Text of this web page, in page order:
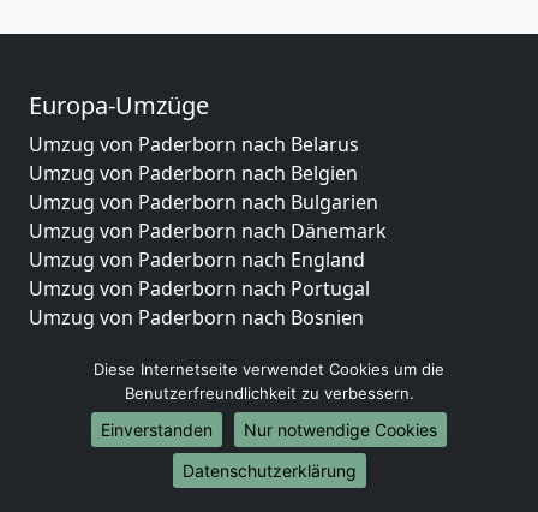
Europa-Umzüge
Umzug von Paderborn nach Belarus
Umzug von Paderborn nach Belgien
Umzug von Paderborn nach Bulgarien
Umzug von Paderborn nach Dänemark
Umzug von Paderborn nach England
Umzug von Paderborn nach Portugal
Umzug von Paderborn nach Bosnien
Umzug von Paderborn nach Irland
Umzug von Paderborn nach Lettland
Umzug von Paderborn nach Zypern
Umzug von Paderborn nach Kroatien
Umzug von Paderborn nach Estland
Diese Internetseite verwendet Cookies um die
Benutzerfreundlichkeit zu verbessern.
Einverstanden
Nur notwendige Cookies
Datenschutzerklärung